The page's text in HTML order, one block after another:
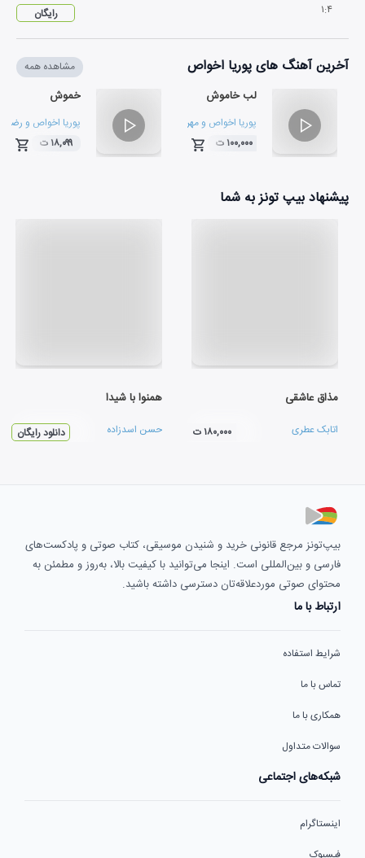
۱:۴ رایگان
آخرین آهنگ های پوریا اخواص مشاهده همه
لب خاموش
پوریا اخواص و مهرداد میرزائی
۰۴:۳۸
۱۰۰,۰۰۰ ت
خموش
پوریا اخواص و رضا
۰۴:۱۲
۱۸,۰۹۹ ت
پیشنهاد بیپ تونز به شما
مذاق عاشقی
اتابک عطری ۱۸۰,۰۰۰ ت
همنوا با شيدا
حسن اسدزاده دانلود رایگان
بیپ‌تونز مرجع قانونی خرید و شنیدن موسیقی، کتاب صوتی و پادکست‌های
فارسی و بین‌المللی است. اینجا می‌توانید با کیفیت بالا، به‌روز و مطمئن به
محتوای صوتی موردعلاقه‌تان دسترسی داشته باشید.
ارتباط با ما
شرایط استفاده
تماس با ما
همکاری با ما
سوالات متداول
شبکه‌های اجتماعی
اینستاگرام
فیسبوک